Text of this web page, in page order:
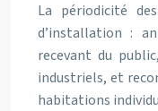
La périodicité
d’installation :
recevant du
industriels, et
habitations